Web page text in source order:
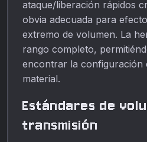
ataque/liberación rápidos
obvia adecuada para
extremo de volumen. La
rango completo,
encontrar la configuración
material.
Estándares de
transmisión